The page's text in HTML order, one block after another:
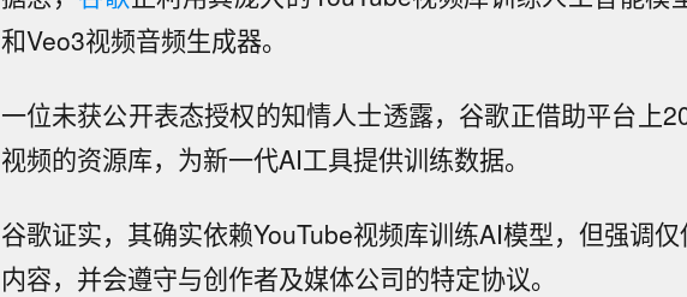
和Veo3视频音频生成器。
一位未获公开表态授权的知情人士透露，谷歌正借助平台上
视频的资源库，为新一代AI工具提供训练数据。
谷歌证实，其确实依赖YouTube视频库训练AI模型，但强调
内容，并会遵守与创作者及媒体公司的特定协议。